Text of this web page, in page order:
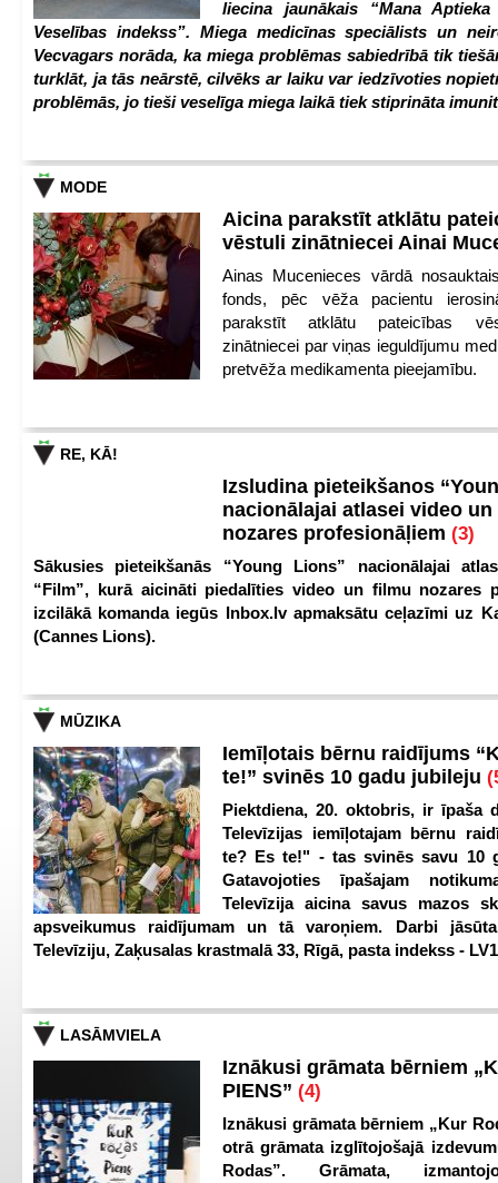
liecina jaunākais “Mana
Veselības indekss”. Miega medicīnas speciālists un
Vecvagars norāda, ka miega problēmas sabiedrībā tik
turklāt, ja tās neārstē, cilvēks ar laiku var iedzīvoties
problēmās, jo tieši veselīga miega laikā tiek stiprināta
MODE
Aicina parakstīt atklātu
vēstuli zinātniecei Ainai
Ainas Mucenieces vārdā
fonds, pēc vēža pacientu
parakstīt atklātu pateicības
zinātniecei par viņas ieguldījumu
pretvēža medikamenta pieejamību.
RE, KĀ!
Izsludina pieteikšanos
nacionālajai atlasei video
nozares profesionāļiem (3)
Sākusies pieteikšanās “Young Lions” nacionālajai
“Film”, kurā aicināti piedalīties video un filmu nozares
izcilākā komanda iegūs Inbox.lv apmaksātu ceļazīmi uz
(Cannes Lions).
MŪZIKA
Iemīļotais bērnu raidījums
te!” svinēs 10 gadu jubileju
Piektdiena, 20. oktobris, ir īpaša
Televīzijas iemīļotajam bērnu
te? Es te!" - tas svinēs savu 10
Gatavojoties īpašajam
Televīzija aicina savus mazos
apsveikumus raidījumam un tā varoņiem. Darbi
Televīziju, Zaķusalas krastmalā 33, Rīgā, pasta indekss -
LASĀMVIELA
Iznākusi grāmata bērniem
PIENS” (4)
Iznākusi grāmata bērniem „Kur
otrā grāmata izglītojošajā
Rodas”. Grāmata,